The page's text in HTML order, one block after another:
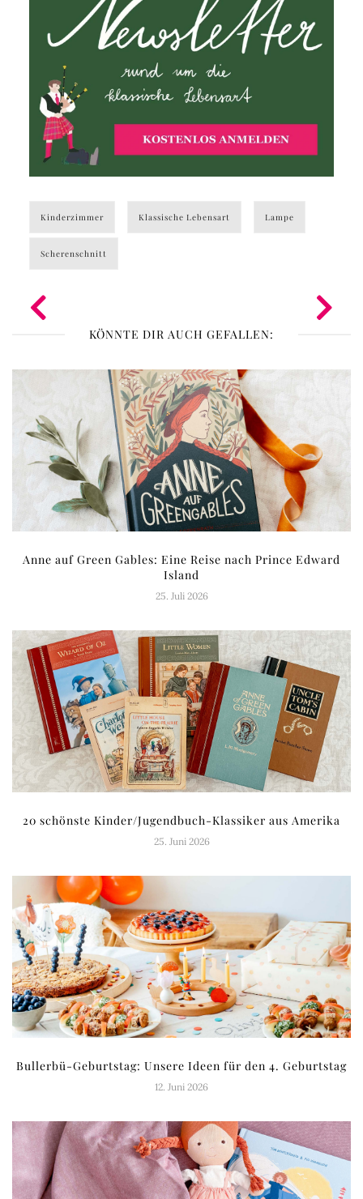
Kinderzimmer Klassische Lebensart Lampe
Scherenschnitt
KÖNNTE DIR AUCH GEFALLEN:
Anne auf Green Gables: Eine Reise nach Prince Edward
Island
25. Juli 2026
20 schönste Kinder/Jugendbuch-Klassiker aus Amerika
25. Juni 2026
Bullerbü-Geburtstag: Unsere Ideen für den 4. Geburtstag
12. Juni 2026